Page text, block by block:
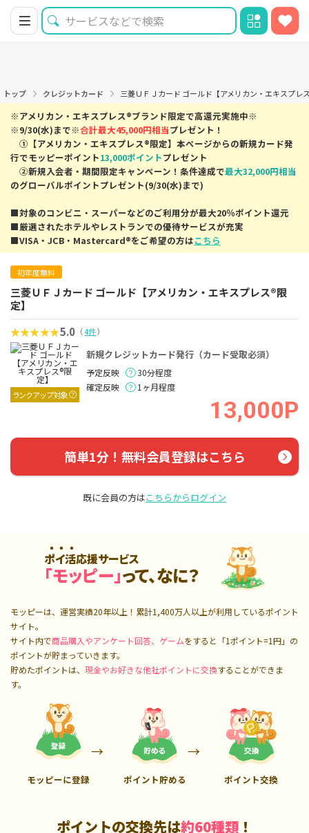
トップ クレジットカード 三菱ＵＦＪカード ゴールド【アメリカン・エキスプレ
※アメリカン・エキスプレス®ブランド限定で高還元実施中※
※9/30(水)まで※合計最大45,000円相当プレゼント！
①【アメリカン・エキスプレス®限定】本ページからの新規カード発
行でモッピーポイント13,000ポイントプレゼント
②新規入会者・期間限定キャンペーン！条件達成で最大32,000円相当
のグローバルポイントプレゼント(9/30(水)まで)
■対象のコンビニ・スーパーなどのご利用分が最大20％ポイント還元
■厳選されたホテルやレストランでの優待サービスが充実
■VISA・JCB・Mastercard®をご希望の方はこちら
初年度無料
三菱ＵＦＪカード ゴールド【アメリカン・エキスプレス®限
定】
5.0 （4件）
ランクアップ対象
新規クレジットカード発行（カード受取必須）
予定反映
30分程度
確定反映
1ヶ月程度
13,000P
簡単1分！無料会員登録はこちら
既に会員の方はこちらからログイン
ポイ活応援サービス
「モッピー」って、なに？
モッピーは、運営実績20年以上！累計1,400万人以上が利用しているポイント
サイト。
サイト内で商品購入やアンケート回答、ゲームをすると「1ポイント=1円」の
ポイントが貯まっていきます。
貯めたポイントは、 現金やお好きな他社ポイントに交換することができま
す。
モッピーに登録 ポイント貯める ポイント交換
ポイントの交換先は約60種類 ！